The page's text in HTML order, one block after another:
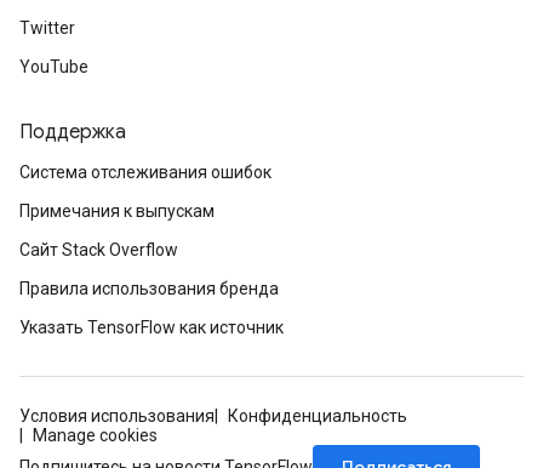
Twitter
YouTube
Поддержка
Система отслеживания ошибок
Примечания к выпускам
Сайт Stack Overflow
Правила использования бренда
Указать TensorFlow как источник
Условия использования
Конфиденциальность
Manage cookies